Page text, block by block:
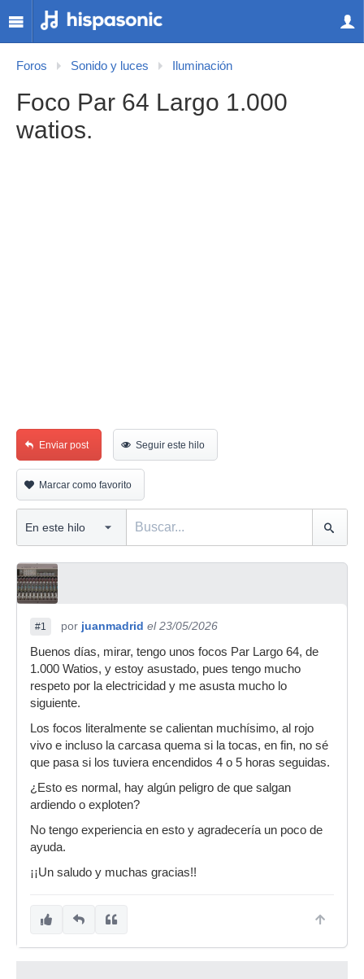
Foros Sonido y luces Iluminación
Foco Par 64 Largo 1.000
watios.
Enviar post Seguir este hilo
Marcar como favorito
#1 por juanmadrid el 23/05/2026
Buenos días, mirar, tengo unos focos Par Largo 64, de
1.000 Watios, y estoy asustado, pues tengo mucho
respeto por la electricidad y me asusta mucho lo
siguiente.
Los focos literalmente se calientan muchísimo, al rojo
vivo e incluso la carcasa quema si la tocas, en fin, no sé
que pasa si los tuviera encendidos 4 o 5 horas seguidas.
¿Esto es normal, hay algún peligro de que salgan
ardiendo o exploten?
No tengo experiencia en esto y agradecería un poco de
ayuda.
¡¡Un saludo y muchas gracias!!